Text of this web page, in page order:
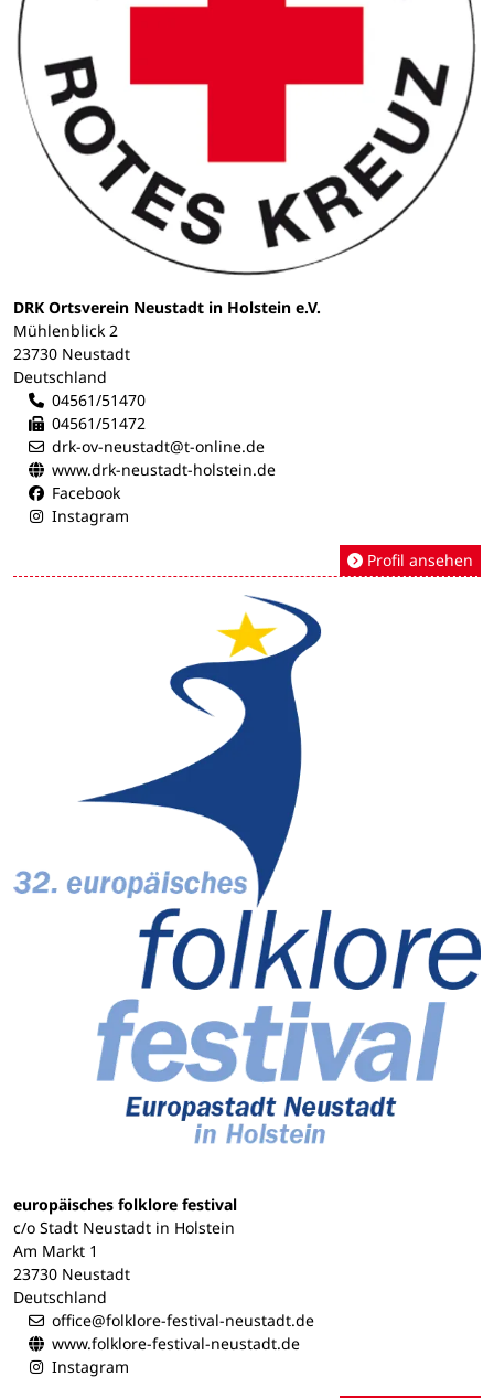
DRK Ortsverein Neustadt in Holstein e.V.
Mühlenblick 2
23730 Neustadt
Deutschland
04561/51470
04561/51472
drk-ov-neustadt@t-online.de
www.drk-neustadt-holstein.de
Facebook
Instagram
Profil ansehen
europäisches folklore festival
c/o Stadt Neustadt in Holstein
Am Markt 1
23730 Neustadt
Deutschland
office@folklore-festival-neustadt.de
www.folklore-festival-neustadt.de
Instagram